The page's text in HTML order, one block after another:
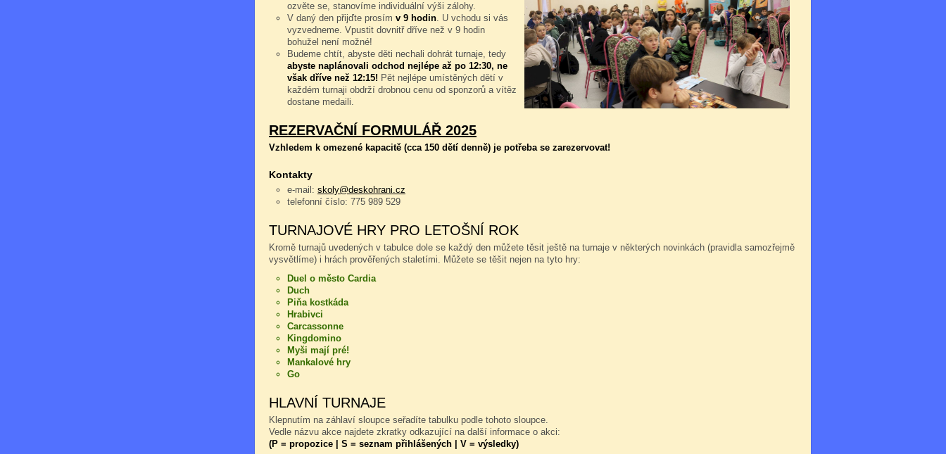
ozvěte se, stanovíme individuální výši zálohy.
V daný den přijďte prosím v 9 hodin. U vchodu si vás
vyzvedneme. Vpustit dovnitř dříve než v 9 hodin
bohužel není možné!
Budeme chtít, abyste děti nechali dohrát turnaje, tedy
abyste naplánovali odchod nejlépe až po 12:30, ne
však dříve než 12:15! Pět nejlépe umístěných dětí v
každém turnaji obdrží drobnou cenu od sponzorů a vítěz
dostane medaili.
REZERVAČNÍ FORMULÁŘ 2025
Vzhledem k omezené kapacitě (cca 150 dětí denně) je potřeba se zarezervovat!
Kontakty
e-mail: skoly@deskohrani.cz
telefonní číslo: 775 989 529
TURNAJOVÉ HRY PRO LETOŠNÍ ROK
Kromě turnajů uvedených v tabulce dole se každý den můžete těsit ještě na turnaje v některých novinkách (pravidla samozřejmě
vysvětlíme) i hrách prověřených staletími. Můžete se těšit nejen na tyto hry:
Duel o město Cardia
Duch
Piňa kostkáda
Hrabivci
Carcassonne
Kingdomino
Myši mají pré!
Mankalové hry
Go
HLAVNÍ TURNAJE
Klepnutím na záhlaví sloupce seřadíte tabulku podle tohoto sloupce.
Vedle názvu akce najdete zkratky odkazující na další informace o akci:
(P = propozice | S = seznam přihlášených | V = výsledky)